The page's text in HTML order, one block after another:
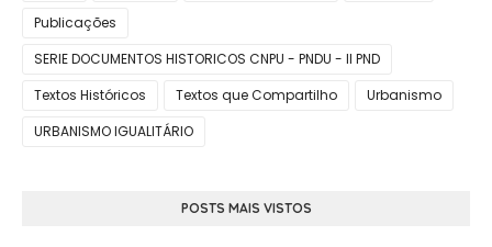
Publicações
SERIE DOCUMENTOS HISTORICOS CNPU - PNDU - II PND
Textos Históricos
Textos que Compartilho
Urbanismo
URBANISMO IGUALITÁRIO
POSTS MAIS VISTOS